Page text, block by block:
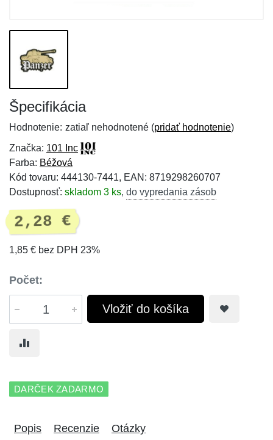
Špecifikácia
Hodnotenie: zatiaľ nehodnotené (pridať hodnotenie)
Značka: 101 Inc
Farba: Béžová
Kód tovaru: 444130-7441, EAN: 8719298260707
Dostupnosť: skladom 3 ks, do vypredania zásob
2,28 €
1,85 € bez DPH 23%
Počet:
Vložiť do košíka
DARČEK ZADARMO
Popis Recenzie Otázky